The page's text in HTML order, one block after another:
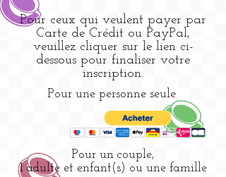
Pour ceux qui veulent payer par
Carte de Crédit ou PayPal,
veuillez cliquer sur le lien ci-
dessous pour finaliser votre
inscription.
Pour une personne seule
Pour un couple,
1 adulte et enfant(s) ou une famille